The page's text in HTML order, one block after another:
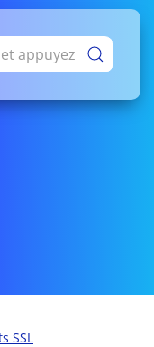
SSL